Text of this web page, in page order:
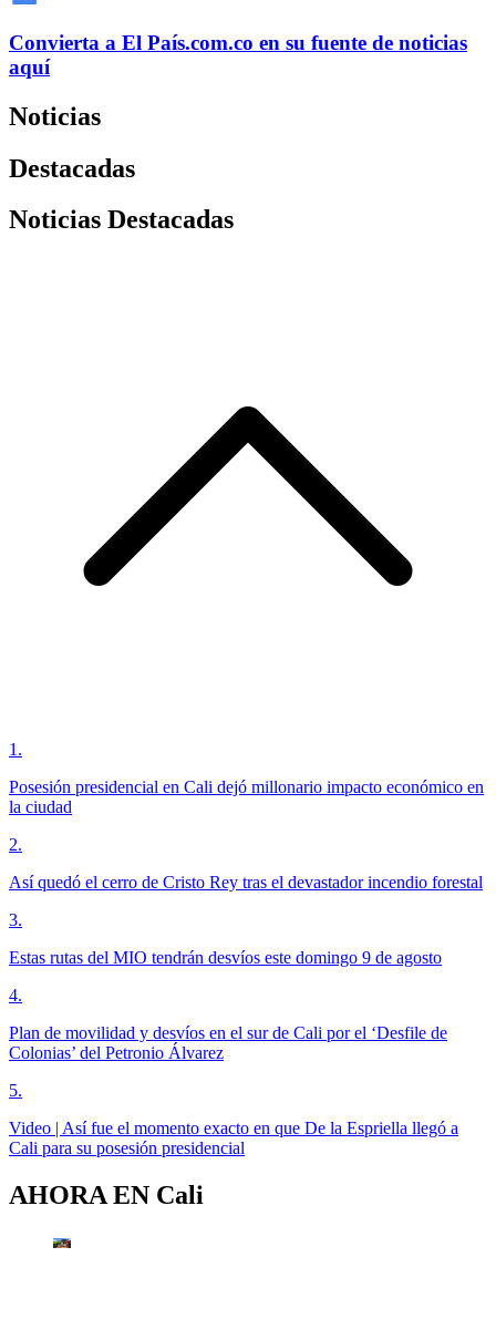
Convierta a El País.com.co en su fuente de noticias
aquí
Noticias
Destacadas
Noticias Destacadas
1 .
Posesión presidencial en Cali dejó millonario impacto económico en
la ciudad
2.
Así quedó el cerro de Cristo Rey tras el devastador incendio forestal
3.
Estas rutas del MIO tendrán desvíos este domingo 9 de agosto
4.
Plan de movilidad y desvíos en el sur de Cali por el ‘Desfile de
Colonias’ del Petronio Álvarez
5.
Video | Así fue el momento exacto en que De la Espriella llegó a
Cali para su posesión presidencial
AHORA EN Cali